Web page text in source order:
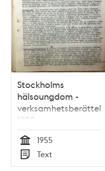
Stockholms
hälsoungdom -
verksamhetsberättelse
1955
Tid
1955
Typ
Text